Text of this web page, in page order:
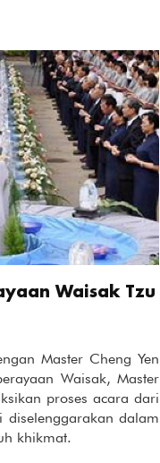
Waisak Tzu
Master Cheng Yen
Waisak, Master
proses acara dari
dalam
khikmat.